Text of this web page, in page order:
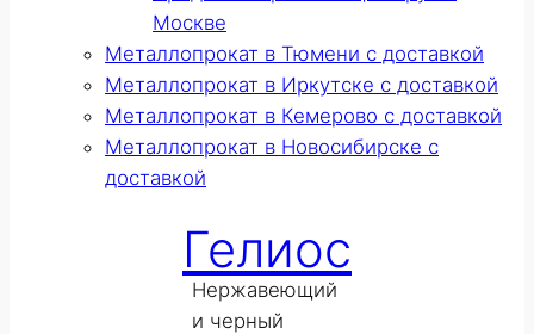
Москве
Металлопрокат в Тюмени с доставкой
Металлопрокат в Иркутске с доставкой
Металлопрокат в Кемерово с доставкой
Металлопрокат в Новосибирске с
доставкой
Гелиос
Нержавеющий
и черный